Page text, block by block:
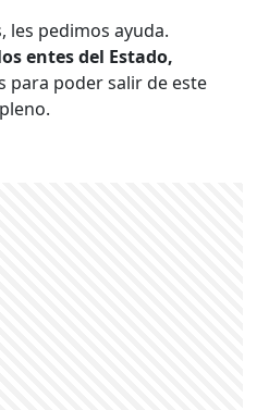
les pedimos ayuda.
entes del Estado,
para poder salir de este